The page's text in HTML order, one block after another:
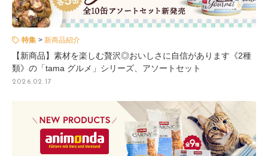
特集 新商品紹介
【新商品】素材を楽しむ贅沢◎おいしさに自信があります《2種
類》の「tama グルメ」シリーズ、アソートセット
2026.02.17